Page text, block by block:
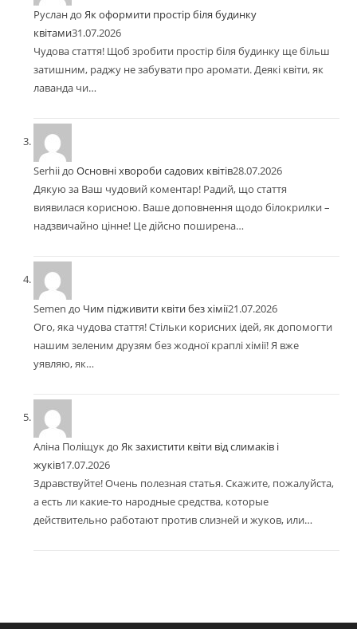
Руслан доЯк оформити простір біля будинку
квітами31.07.2026
Чудова стаття! Щоб зробити простір біля будинку ще більш
затишним, раджу не забувати про аромати. Деякі квіти, як
лаванда чи…
SerhiiдоОсновні хвороби садових квітів28.07.2026
Дякую за Ваш чудовий коментар! Радий, що стаття
виявилася корисною. Ваше доповнення щодо білокрилки –
надзвичайно цінне! Це дійсно поширена…
Semen до Чим підживити квіти без хімії21.07.2026
Ого, яка чудова стаття! Стільки корисних ідей, як допомогти
нашим зеленим друзям без жодної краплі хімії! Я вже
уявляю, як…
Аліна ПоліщукдоЯк захистити квіти від слимаків і
жуків17.07.2026
Здравствуйте! Очень полезная статья. Скажите, пожалуйста,
а есть ли какие-то народные средства, которые
действительно работают против слизней и жуков, или…